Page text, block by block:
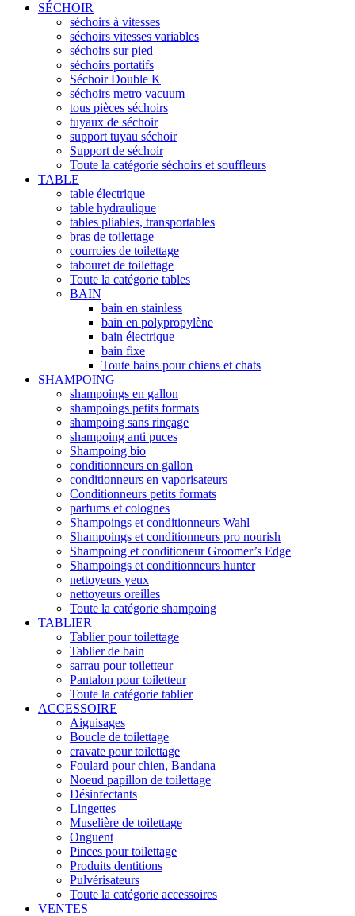
SÉCHOIR
séchoirs à vitesses
séchoirs vitesses variables
séchoirs sur pied
séchoirs portatifs
Séchoir Double K
séchoirs metro vacuum
tous pièces séchoirs
tuyaux de séchoir
support tuyau séchoir
Support de séchoir
Toute la catégorie séchoirs et souffleurs
TABLE
table électrique
table hydraulique
tables pliables, transportables
bras de toilettage
courroies de toilettage
tabouret de toilettage
Toute la catégorie tables
BAIN
bain en stainless
bain en polypropylène
bain électrique
bain fixe
Toute bains pour chiens et chats
SHAMPOING
shampoings en gallon
shampoings petits formats
shampoing sans rinçage
shampoing anti puces
Shampoing bio
conditionneurs en gallon
conditionneurs en vaporisateurs
Conditionneurs petits formats
parfums et colognes
Shampoings et conditionneurs Wahl
Shampoings et conditionneurs pro nourish
Shampoing et conditioneur Groomer’s Edge
Shampoings et conditionneurs hunter
nettoyeurs yeux
nettoyeurs oreilles
Toute la catégorie shampoing
TABLIER
Tablier pour toilettage
Tablier de bain
sarrau pour toiletteur
Pantalon pour toiletteur
Toute la catégorie tablier
ACCESSOIRE
Aiguisages
Boucle de toilettage
cravate pour toilettage
Foulard pour chien, Bandana
Noeud papillon de toilettage
Désinfectants
Lingettes
Muselière de toilettage
Onguent
Pinces pour toilettage
Produits dentitions
Pulvérisateurs
Toute la catégorie accessoires
VENTES